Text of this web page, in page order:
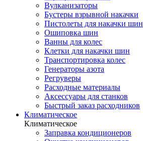
Вулканизаторы
Бустеры взрывной накачки
Пистолеты для накачки шин
Ошиповка шин
Ванны для колес
Клетки для накачки шин
Транспортировка колес
Генераторы азота
Регруверы
Расходные материалы
Аксессуары для станков
Быстрый заказ расходников
Климатическое
Климатическое
Заправка кондиционеров